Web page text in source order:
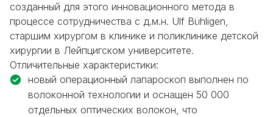
созданный для этого инновационного метода в
процессе сотрудничества с д.м.н. Ulf Bühligen,
старшим хирургом в клинике и поликлинике детской
хирургии в Лейпцигском университете.
Отличительные характеристики:
новый операционный лапароскоп выполнен по
волоконной технологии и оснащен 50 000
отдельных оптических волокон, что